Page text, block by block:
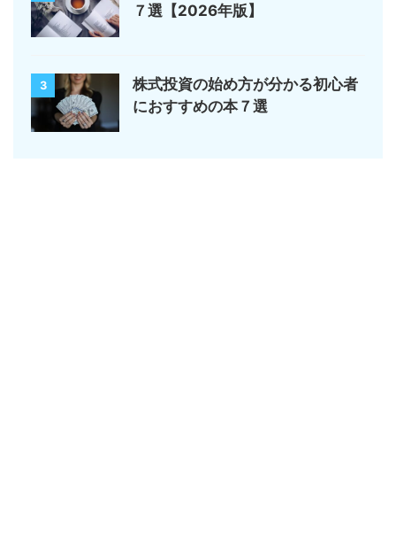
７選【2026年版】
3
株式投資の始め方が分かる初心者
におすすめの本７選